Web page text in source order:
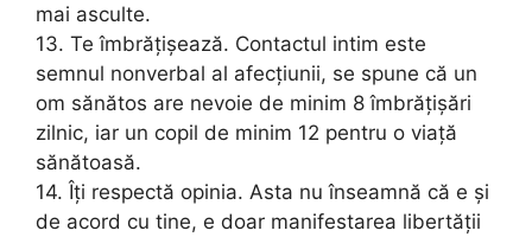
mai asculte.
13. Te îmbrățișează. Contactul intim este
semnul nonverbal al afecțiunii, se spune că un
om sănătos are nevoie de minim 8 îmbrățișări
zilnic, iar un copil de minim 12 pentru o viață
sănătoasă.
14. Îți respectă opinia. Asta nu înseamnă că e și
de acord cu tine, e doar manifestarea libertății